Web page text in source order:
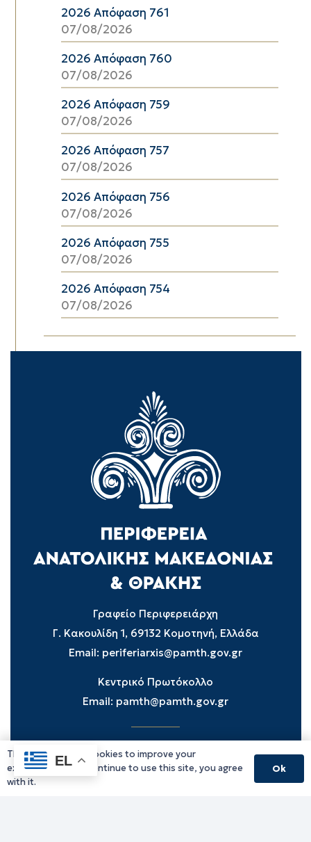
2026 Απόφαση 761
07/08/2026
2026 Απόφαση 760
07/08/2026
2026 Απόφαση 759
07/08/2026
2026 Απόφαση 757
07/08/2026
2026 Απόφαση 756
07/08/2026
2026 Απόφαση 755
07/08/2026
2026 Απόφαση 754
07/08/2026
Γραφείο Περιφερειάρχη
Γ. Κακουλίδη 1, 69132 Κομοτηνή, Ελλάδα
Email: periferiarxis@pamth.gov.gr
Κεντρικό Πρωτόκολλο
Email: pamth@pamth.gov.gr
Υπηρεσίες Δράμας
Υπηρεσίες Καβάλας
EL
This website uses cookies to improve your
experience. If you continue to use this site, you agree
with it.
Ok